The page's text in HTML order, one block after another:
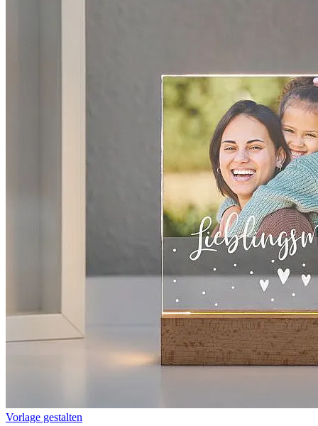
Vorlage gestalten